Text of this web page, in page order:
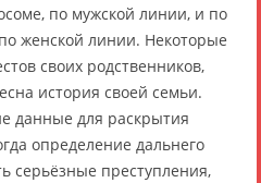
по мужской линии, и по
женской линии. Некоторые
своих родственников,
история своей семьи.
данные для раскрытия
определение дальнего
серьёзные преступления,